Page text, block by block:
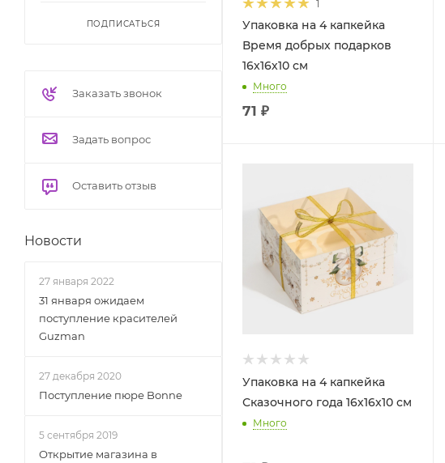
1
Упаковка на 4 капкейка
Время добрых подарков
16х16х10 см
Много
71 ₽
Упаковка на 4 капкейка
Сказочного года 16х16х10 см
Много
ПОДПИСАТЬСЯ
Заказать звонок
Задать вопрос
Оставить отзыв
Новости
27 января 2022
31 января ожидаем
поступление красителей
Guzman
27 декабря 2020
Поступление пюре Bonne
5 сентября 2019
Открытие магазина в